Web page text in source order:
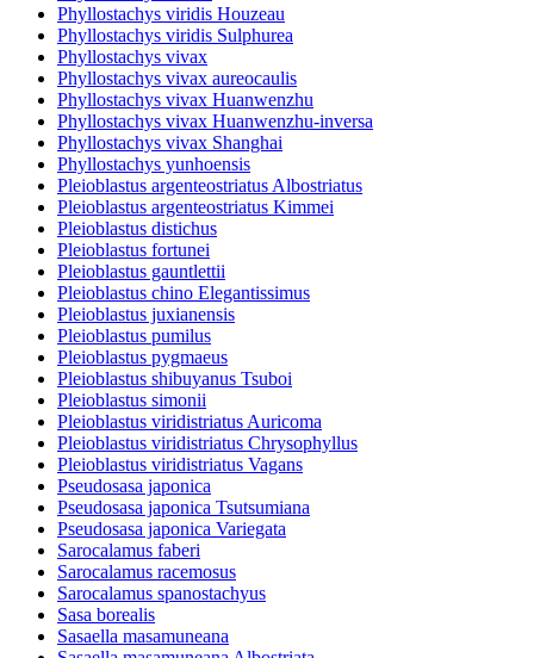
Phyllostachys viridis Houzeau
Phyllostachys viridis Sulphurea
Phyllostachys vivax
Phyllostachys vivax aureocaulis
Phyllostachys vivax Huanwenzhu
Phyllostachys vivax Huanwenzhu-inversa
Phyllostachys vivax Shanghai
Phyllostachys yunhoensis
Pleioblastus argenteostriatus Albostriatus
Pleioblastus argenteostriatus Kimmei
Pleioblastus distichus
Pleioblastus fortunei
Pleioblastus gauntlettii
Pleioblastus chino Elegantissimus
Pleioblastus juxianensis
Pleioblastus pumilus
Pleioblastus pygmaeus
Pleioblastus shibuyanus Tsuboi
Pleioblastus simonii
Pleioblastus viridistriatus Auricoma
Pleioblastus viridistriatus Chrysophyllus
Pleioblastus viridistriatus Vagans
Pseudosasa japonica
Pseudosasa japonica Tsutsumiana
Pseudosasa japonica Variegata
Sarocalamus faberi
Sarocalamus racemosus
Sarocalamus spanostachyus
Sasa borealis
Sasaella masamuneana